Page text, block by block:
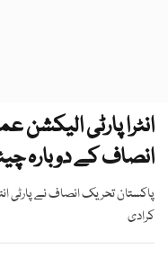
انٹرا پارٹی
انصاف کے دوبارہ
پاکستان تحریک انصاف نے پارٹی
کرادی